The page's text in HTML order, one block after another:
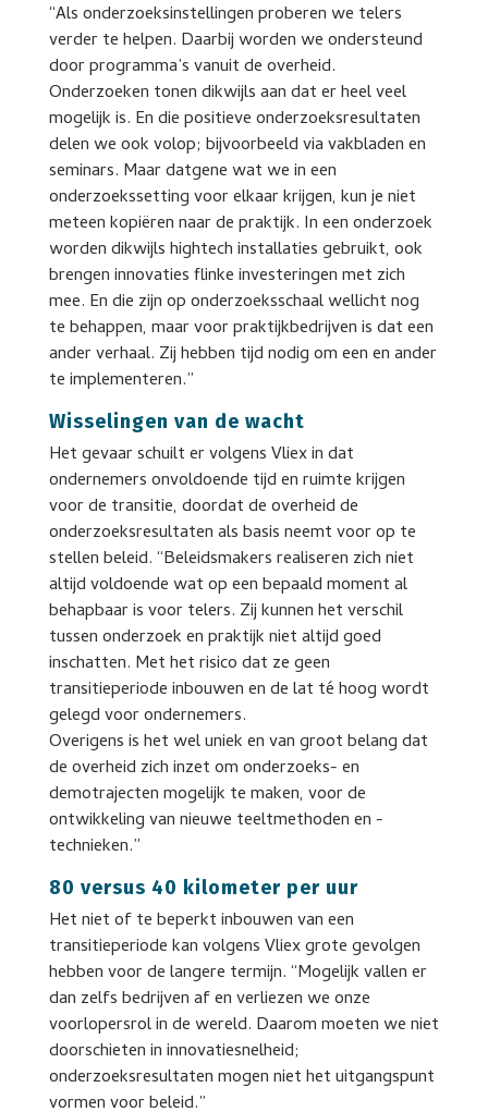
“Als onderzoeksinstellingen proberen we telers
verder te helpen. Daarbij worden we ondersteund
door programma’s vanuit de overheid.
Onderzoeken tonen dikwijls aan dat er heel veel
mogelijk is. En die positieve onderzoeksresultaten
delen we ook volop; bijvoorbeeld via vakbladen en
seminars. Maar datgene wat we in een
onderzoekssetting voor elkaar krijgen, kun je niet
meteen kopiëren naar de praktijk. In een onderzoek
worden dikwijls hightech installaties gebruikt, ook
brengen innovaties flinke investeringen met zich
mee. En die zijn op onderzoeksschaal wellicht nog
te behappen, maar voor praktijkbedrijven is dat een
ander verhaal. Zij hebben tijd nodig om een en ander
te implementeren.”
Wisselingen van de wacht
Het gevaar schuilt er volgens Vliex in dat
ondernemers onvoldoende tijd en ruimte krijgen
voor de transitie, doordat de overheid de
onderzoeksresultaten als basis neemt voor op te
stellen beleid. “Beleidsmakers realiseren zich niet
altijd voldoende wat op een bepaald moment al
behapbaar is voor telers. Zij kunnen het verschil
tussen onderzoek en praktijk niet altijd goed
inschatten. Met het risico dat ze geen
transitieperiode inbouwen en de lat té hoog wordt
gelegd voor ondernemers.
Overigens is het wel uniek en van groot belang dat
de overheid zich inzet om onderzoeks- en
demotrajecten mogelijk te maken, voor de
ontwikkeling van nieuwe teeltmethoden en -
technieken.”
80 versus 40 kilometer per uur
Het niet of te beperkt inbouwen van een
transitieperiode kan volgens Vliex grote gevolgen
hebben voor de langere termijn. “Mogelijk vallen er
dan zelfs bedrijven af en verliezen we onze
voorlopersrol in de wereld. Daarom moeten we niet
doorschieten in innovatiesnelheid;
onderzoeksresultaten mogen niet het uitgangspunt
vormen voor beleid.”